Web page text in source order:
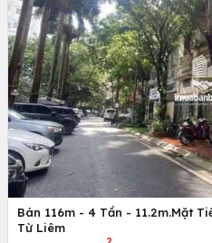
Bán 116m - 4 Tần - 11.2m.Mặt
Từ Liêm